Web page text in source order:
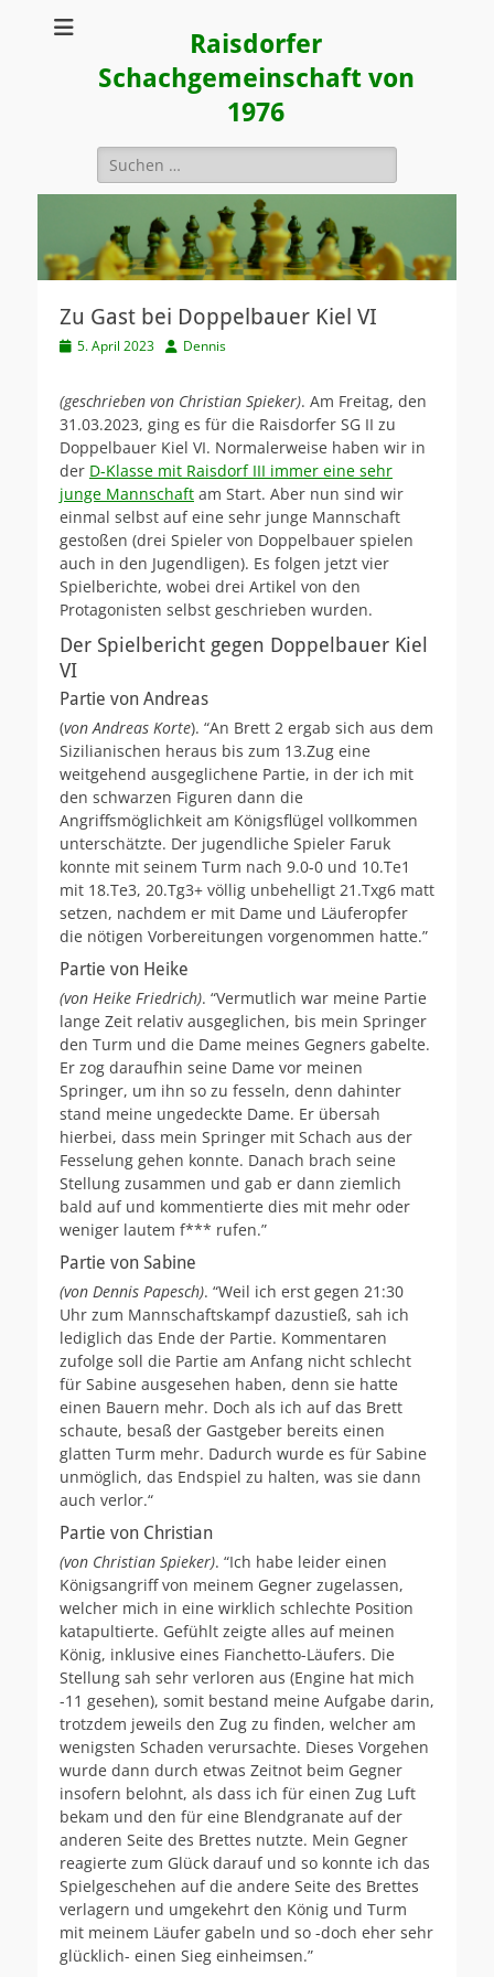
Raisdorfer
Schachgemeinschaft von
1976
Suchen
nach:
Zu Gast bei Doppelbauer Kiel VI
Veröffentlicht
5. April 2023 AutorDennis
(geschrieben von Christian Spieker). Am Freitag, den
31.03.2023, ging es für die Raisdorfer SG II zu
Doppelbauer Kiel VI. Normalerweise haben wir in
der D-Klasse mit Raisdorf III immer eine sehr
junge Mannschaft am Start. Aber nun sind wir
einmal selbst auf eine sehr junge Mannschaft
gestoßen (drei Spieler von Doppelbauer spielen
auch in den Jugendligen). Es folgen jetzt vier
Spielberichte, wobei drei Artikel von den
Protagonisten selbst geschrieben wurden.
Der Spielbericht gegen Doppelbauer Kiel
VI
Partie von Andreas
(von Andreas Korte). “An Brett 2 ergab sich aus dem
Sizilianischen heraus bis zum 13.Zug eine
weitgehend ausgeglichene Partie, in der ich mit
den schwarzen Figuren dann die
Angriffsmöglichkeit am Königsflügel vollkommen
unterschätzte. Der jugendliche Spieler Faruk
konnte mit seinem Turm nach 9.0-0 und 10.Te1
mit 18.Te3, 20.Tg3+ völlig unbehelligt 21.Txg6 matt
setzen, nachdem er mit Dame und Läuferopfer
die nötigen Vorbereitungen vorgenommen hatte.”
Partie von Heike
(von Heike Friedrich). “Vermutlich war meine Partie
lange Zeit relativ ausgeglichen, bis mein Springer
den Turm und die Dame meines Gegners gabelte.
Er zog daraufhin seine Dame vor meinen
Springer, um ihn so zu fesseln, denn dahinter
stand meine ungedeckte Dame. Er übersah
hierbei, dass mein Springer mit Schach aus der
Fesselung gehen konnte. Danach brach seine
Stellung zusammen und gab er dann ziemlich
bald auf und kommentierte dies mit mehr oder
weniger lautem f*** rufen.”
Partie von Sabine
(von Dennis Papesch). “Weil ich erst gegen 21:30
Uhr zum Mannschaftskampf dazustieß, sah ich
lediglich das Ende der Partie. Kommentaren
zufolge soll die Partie am Anfang nicht schlecht
für Sabine ausgesehen haben, denn sie hatte
einen Bauern mehr. Doch als ich auf das Brett
schaute, besaß der Gastgeber bereits einen
glatten Turm mehr. Dadurch wurde es für Sabine
unmöglich, das Endspiel zu halten, was sie dann
auch verlor.“
Partie von Christian
(von Christian Spieker). “Ich habe leider einen
Königsangriff von meinem Gegner zugelassen,
welcher mich in eine wirklich schlechte Position
katapultierte. Gefühlt zeigte alles auf meinen
König, inklusive eines Fianchetto-Läufers. Die
Stellung sah sehr verloren aus (Engine hat mich
-11 gesehen), somit bestand meine Aufgabe darin,
trotzdem jeweils den Zug zu finden, welcher am
wenigsten Schaden verursachte. Dieses Vorgehen
wurde dann durch etwas Zeitnot beim Gegner
insofern belohnt, als dass ich für einen Zug Luft
bekam und den für eine Blendgranate auf der
anderen Seite des Brettes nutzte. Mein Gegner
reagierte zum Glück darauf und so konnte ich das
Spielgeschehen auf die andere Seite des Brettes
verlagern und umgekehrt den König und Turm
mit meinem Läufer gabeln und so -doch eher sehr
glücklich- einen Sieg einheimsen.”